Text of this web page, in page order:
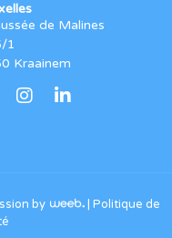
de Malines
1
Kraainem
by | Politique de